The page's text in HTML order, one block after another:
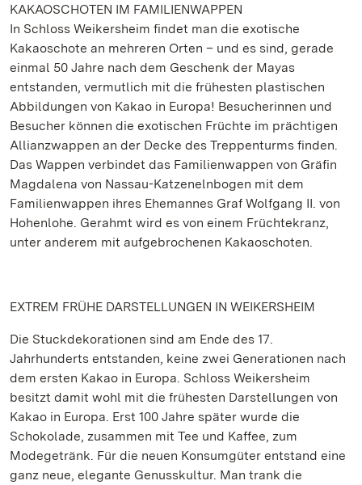
KAKAOSCHOTEN IM FAMILIENWAPPEN
In Schloss Weikersheim findet man die exotische
Kakaoschote an mehreren Orten – und es sind, gerade
einmal 50 Jahre nach dem Geschenk der Mayas
entstanden, vermutlich mit die frühesten plastischen
Abbildungen von Kakao in Europa! Besucherinnen und
Besucher können die exotischen Früchte im prächtigen
Allianzwappen an der Decke des Treppenturms finden.
Das Wappen verbindet das Familienwappen von Gräfin
Magdalena von Nassau-Katzenelnbogen mit dem
Familienwappen ihres Ehemannes Graf Wolfgang II. von
Hohenlohe. Gerahmt wird es von einem Früchtekranz,
unter anderem mit aufgebrochenen Kakaoschoten.
EXTREM FRÜHE DARSTELLUNGEN IN WEIKERSHEIM
Die Stuckdekorationen sind am Ende des 17.
Jahrhunderts entstanden, keine zwei Generationen nach
dem ersten Kakao in Europa. Schloss Weikersheim
besitzt damit wohl mit die frühesten Darstellungen von
Kakao in Europa. Erst 100 Jahre später wurde die
Schokolade, zusammen mit Tee und Kaffee, zum
Modegetränk. Für die neuen Konsumgüter entstand eine
ganz neue, elegante Genusskultur. Man trank die